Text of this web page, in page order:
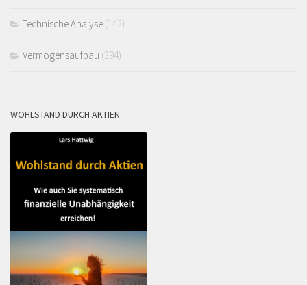
Technische Analyse (142)
Vermögensaufbau (394)
WOHLSTAND DURCH AKTIEN